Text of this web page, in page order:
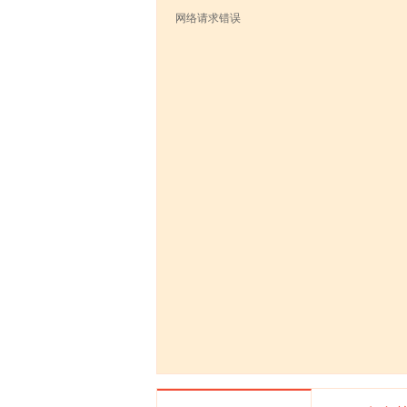
网络请求错误